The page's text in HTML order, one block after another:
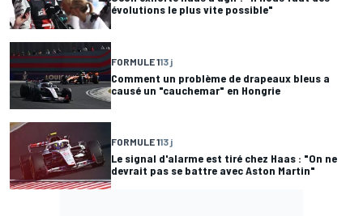
évolutions le plus vite possible"
FORMULE 113 j
Comment un problème de drapeaux bleus a
causé un "cauchemar" en Hongrie
FORMULE 113 j
Le signal d'alarme est tiré chez Haas : "On ne
devrait pas se battre avec Aston Martin"